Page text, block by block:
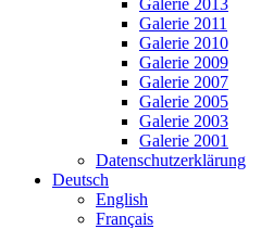
Galerie 2013
Galerie 2011
Galerie 2010
Galerie 2009
Galerie 2007
Galerie 2005
Galerie 2003
Galerie 2001
Datenschutzerklärung
Deutsch
English
Français